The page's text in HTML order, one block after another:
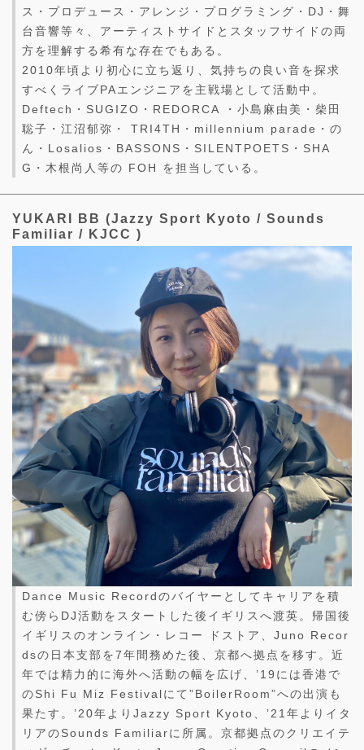
ス・プロデュース・アレンジ・プログラミング・DJ・舞
台音響等々、アーティストサイドとスタッフサイドの両
方を理解する希有な存在でもある。
2010年頃より初心に立ち返り、気持ちの良い音を探求
すべくライブPAエンジニアを主戦場として活動中。
Deftech・SUGIZO・REDORCA ・小島麻由美・柴田
聡子・江沼郁弥・ TRI4TH・millennium parade・の
ん・Losalios・BASSONS・SILENTPOETS・SHA
G・木根尚人等の FOH を担当している。
YUKARI BB (Jazzy Sport Kyoto / Sounds
Familiar / KJCC )
Dance Music Recordのバイヤーとしてキャリアを積
む傍らDJ活動をスタートした後イギリスへ渡英。帰国後
イギリスのオンライン・レコー ドストア、Juno Recor
dsの日本支部を7年間務めた後、京都へ拠点を移す。近
年では精力的に海外へ活動の幅を広げ、’19には香港で
のShi Fu Miz Festivalにて”BoilerRoom”への出演も
果たす。’20年よりJazzy Sport Kyoto、’21年よりイタ
リアのSounds Familiarに所属。京都拠点のクリエイテ